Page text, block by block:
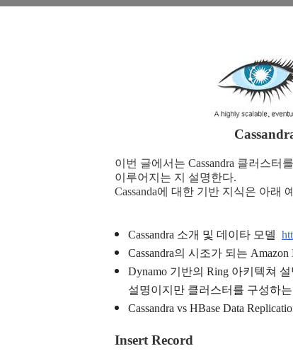
이번 글에서는 Cassandra 클러스터
이루어지는 지 설명한다.
Cassanda에 대한 기반 지식은 아래
Cassandra 소개 및 데이타 모델
Cassandra의 시조가 되는
Dynamo 기반의 Ring 아키텍쳐 설
설명이지만 클러스터를 구성하
Cassandra vs HBase Data
Insert Record